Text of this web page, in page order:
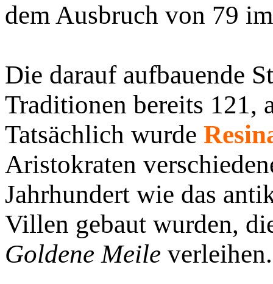
dem Ausbruch von 79
Die darauf aufbauende
Traditionen bereits 121,
Tatsächlich wurde
Aristokraten
Jahrhundert wie das
Villen gebaut wurden,
Goldene Meile verleihen.